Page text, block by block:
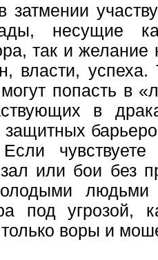
несущие
так и
власти,
попасть в
в
или бои без
людьми
под угрозой,
только воры и